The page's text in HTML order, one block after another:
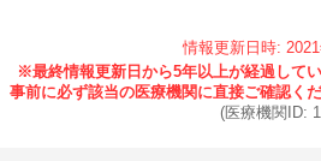
情報更新日時:
(医療機関ID: